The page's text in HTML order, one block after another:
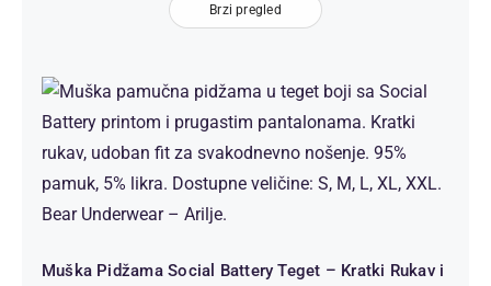
Brzi pregled
Muška Pidžama Social Battery Teget
– Kratki Rukav i Prugaste Pantalone
| Bear Underwear
Muška Pidžama Social Battery Teget – Kratki Rukav i